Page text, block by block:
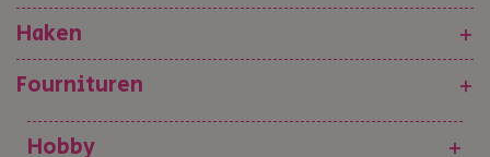
Haken
+
Fournituren
+
Hobby
+